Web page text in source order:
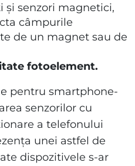
și senzori magnetici,
câmpurile
de un magnet sau de
fotoelement.
pentru smartphone-
senzorilor cu
a telefonului
unei astfel de
dispozitivele s-ar